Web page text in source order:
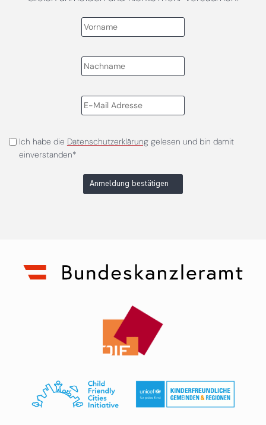
Ich habe die Datenschutzerklärunggelesen und bin damit
einverstanden*
Anmeldung bestätigen